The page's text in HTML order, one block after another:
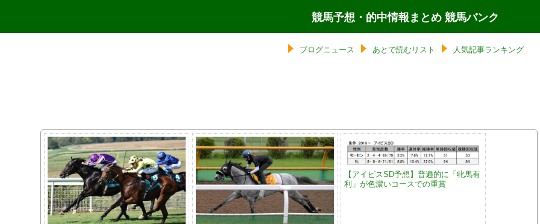
競馬予想・的中情報まとめ 競馬バンク
ブログニュース あとで読むリスト 人気記事ランキング
【アイビスSD予想】普遍的に「牝馬有
利」が色濃いコースでの重賞